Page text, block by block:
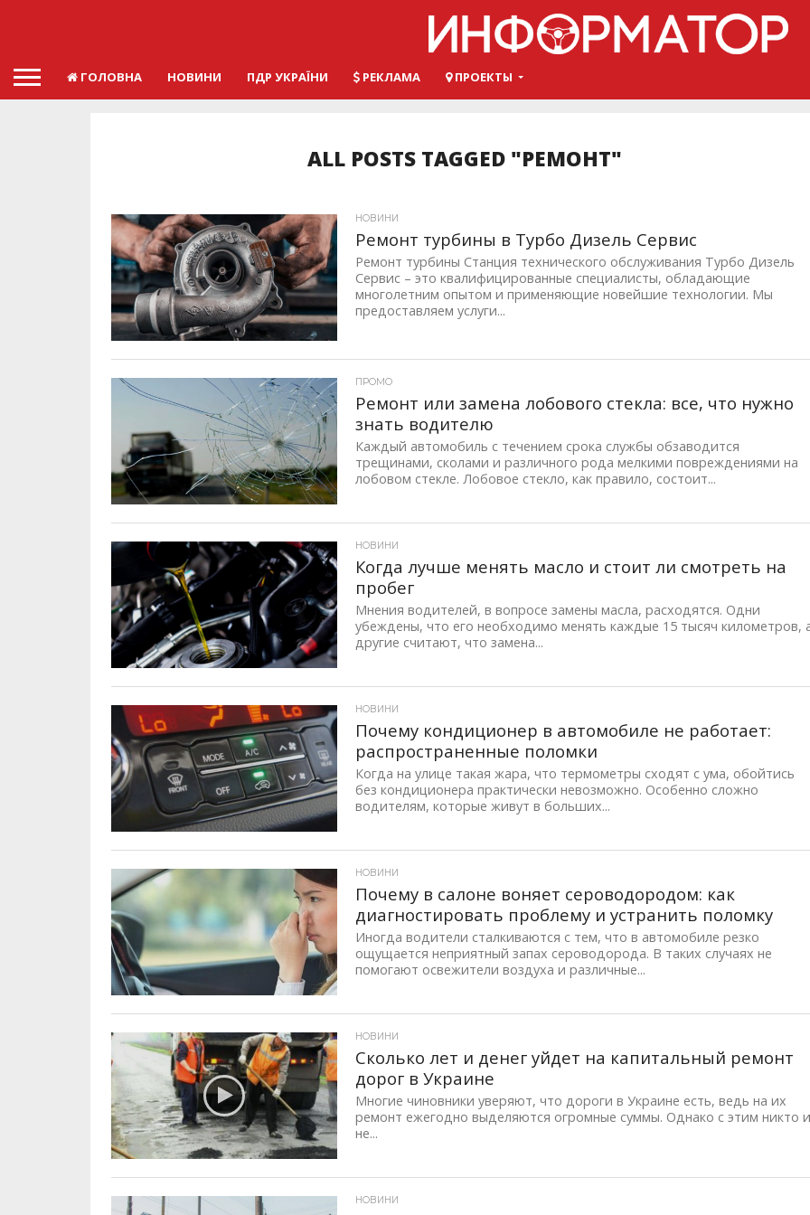
ГОЛОВНА НОВИНИ ПДР УКРАЇНИ РЕКЛАМА ПРОЕКТЫ
ALL POSTS TAGGED "РЕМОНТ"
НОВИНИ
Ремонт турбины в Турбо Дизель Сервис
Ремонт турбины Станция технического обслуживания Турбо Дизель
Сервис – это квалифицированные специалисты, обладающие
многолетним опытом и применяющие новейшие технологии. Мы
предоставляем услуги...
ПРОМО
Ремонт или замена лобового стекла: все, что нужно
знать водителю
Каждый автомобиль с течением срока службы обзаводится
трещинами, сколами и различного рода мелкими повреждениями на
лобовом стекле. Лобовое стекло, как правило, состоит...
НОВИНИ
Когда лучше менять масло и стоит ли смотреть на
пробег
Мнения водителей, в вопросе замены масла, расходятся. Одни
убеждены, что его необходимо менять каждые 15 тысяч километров,
другие считают, что замена...
НОВИНИ
Почему кондиционер в автомобиле не работает:
распространенные поломки
Когда на улице такая жара, что термометры сходят с ума, обойтись
без кондиционера практически невозможно. Особенно сложно
водителям, которые живут в больших...
НОВИНИ
Почему в салоне воняет сероводородом: как
диагностировать проблему и устранить поломку
Иногда водители сталкиваются с тем, что в автомобиле резко
ощущается неприятный запах сероводорода. В таких случаях не
помогают освежители воздуха и различные...
НОВИНИ
Сколько лет и денег уйдет на капитальный ремонт
дорог в Украине
Многие чиновники уверяют, что дороги в Украине есть, ведь на их
ремонт ежегодно выделяются огромные суммы. Однако с этим никто
не...
НОВИНИ